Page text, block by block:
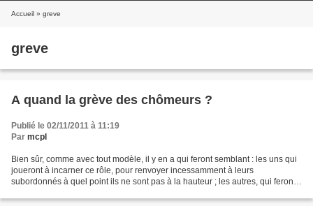
Accueil » greve
greve
A quand la grève des chômeurs ?
Publié le 02/11/2011 à 11:19
Par mcpl
Bien sûr, comme avec tout modèle, il y en a qui feront semblant : les uns qui
joueront à incarner ce rôle, pour renvoyer incessamment à leurs
subordonnés à quel point ils ne sont pas à la hauteur ; les autres, qui feront